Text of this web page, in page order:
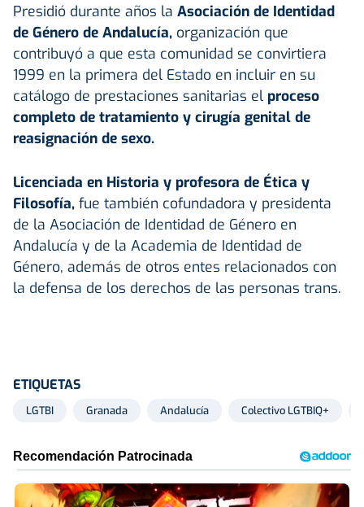
Presidió durante años la Asociación de Identidad
de Género de Andalucía, organización que
contribuyó a que esta comunidad se convirtiera
1999 en la primera del Estado en incluir en su
catálogo de prestaciones sanitarias el proceso
completo de tratamiento y cirugía genital de
reasignación de sexo.
Licenciada en Historia y profesora de Ética y
Filosofía, fue también cofundadora y presidenta
de la Asociación de Identidad de Género en
Andalucía y de la Academia de Identidad de
Género, además de otros entes relacionados con
la defensa de los derechos de las personas trans.
ETIQUETAS
LGTBI Granada Andalucía Colectivo LGTBIQ+